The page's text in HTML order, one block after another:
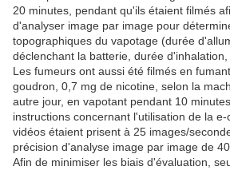
20 minutes, pendant qu'ils étaient filmés
d'analyser image par image pour
topographiques du vapotage (durée
déclenchant la batterie, durée d'inhalation,
Les fumeurs ont aussi été filmés en
goudron, 0,7 mg de nicotine, selon la
autre jour, en vapotant pendant 10
instructions concernant l'utilisation de la
vidéos étaient prisent à 25 images/
précision d'analyse image par image de 40
Afin de minimiser les biais d'évaluation,